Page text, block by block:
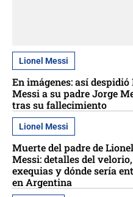
Lionel Messi
En imágenes: así despidió
Messi a su padre Jorge
tras su fallecimiento
Lionel Messi
Muerte del padre de Lionel
Messi: detalles del velorio,
exequias y dónde sería
en Argentina